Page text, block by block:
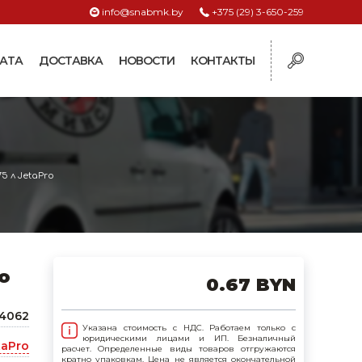
+375 (29) 3-650-259
info@snabmk.by
ДОСТАВКА НОВОСТИ КОНТАКТЫ
для систем
и
для птиц
л JetaPro
0.67 BYN
Указана стоимость с НДС. Работаем только с
юридическими лицами и ИП. Безналичный
расчет. Определенные виды товаров отгружаются
кратно упаковкам. Цена не является окончательной